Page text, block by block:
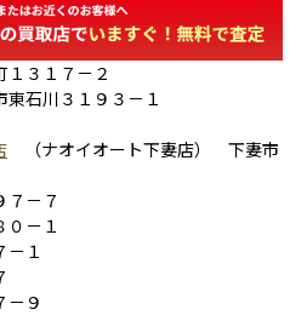
３１７－２
石川３１９３－１
（ナオイオート下妻店） 下妻市
－７
－１
－１
－９